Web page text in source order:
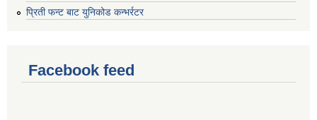
प्रिती फन्ट बाट युनिकोड कन्भर्रटर
Facebook feed